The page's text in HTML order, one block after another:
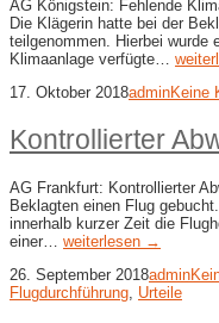
AG Königstein: Fehlende
Die Klägerin hatte bei der
teilgenommen. Hierbei
Klimaanlage verfügte…
17. Oktober 2018adminKeine
Kontrollierter
AG Frankfurt: Kontrollierter
Beklagten einen Flug
innerhalb kurzer Zeit die
einer… weiterlesen →
26. September 2018admin
Flugdurchführung, Urteile